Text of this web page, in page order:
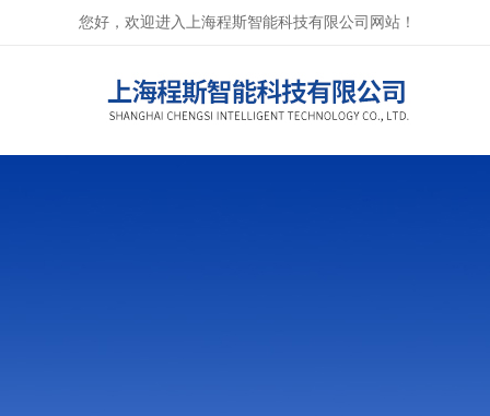
您好，欢迎进入上海程斯智能科技有限公司网站！